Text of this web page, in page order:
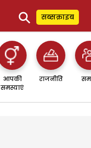
⚲ सब्सक्राइब
आपकी
समस्याएं
राजनीति